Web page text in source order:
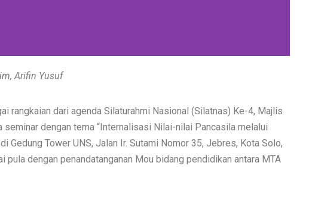
Arifin Yusuf
rangkaian dari agenda Silaturahmi Nasional (Silatnas) Ke-4, Majlis
seminar dengan tema “Internalisasi Nilai-nilai Pancasila melalui
Gedung Tower UNS, Jalan Ir. Sutami Nomor 35, Jebres, Kota Solo,
dengan penandatanganan Mou bidang pendidikan antara MTA